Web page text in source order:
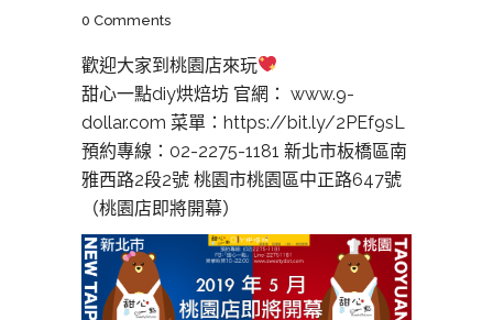
0 Comments
歡迎大家到桃園店來玩
甜心一點diy烘焙坊 官網： www.9-
dollar.com 菜單：https://bit.ly/2PEf9sL
預約專線：02-2275-1181 新北市板橋區南
雅西路2段2號 桃園市桃園區中正路647號
（桃園店即將開幕）